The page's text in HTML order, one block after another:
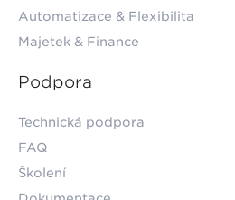
Automatizace & Flexibilita
Majetek & Finance
Podpora
Technická podpora
FAQ
Školení